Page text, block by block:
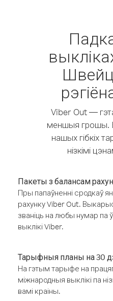
Viber Out —
меншыя грошы.
нашых гібкіх
нізкімі
Пакеты з балансам
Пры папаўненні сродкаў
рахунку Viber Out.
званіць на любы нумар па
выклікі Viber.
Тарыфныя планы на 30
На гэтым тарыфе на
міжнародныя выклікі па
вамі краіны.